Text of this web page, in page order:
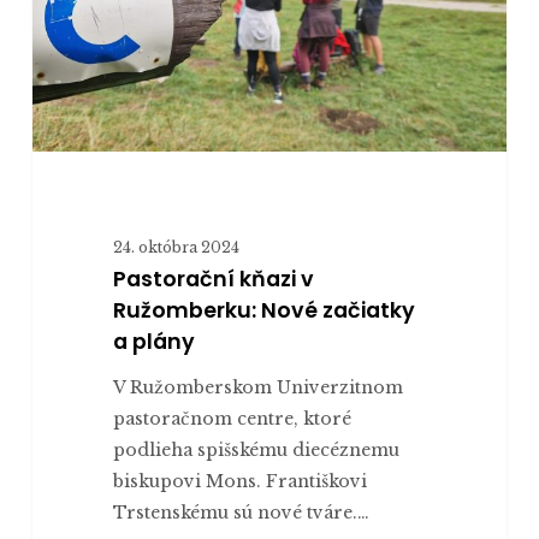
a plány
24. októbra 2024
Pastorační kňazi v
Ružomberku: Nové začiatky
a plány
V Ružomberskom Univerzitnom
pastoračnom centre, ktoré
podlieha spišskému diecéznemu
biskupovi Mons. Františkovi
Trstenskému sú nové tváre.…